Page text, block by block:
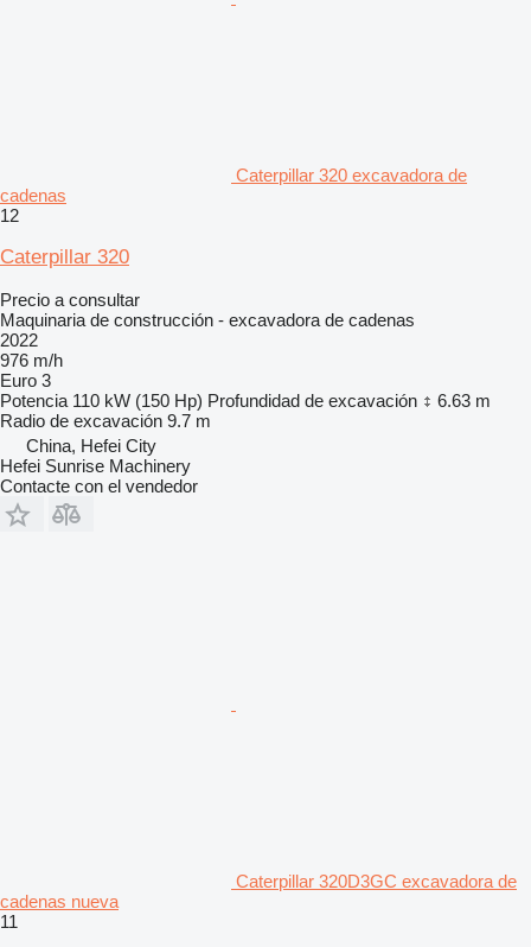
Caterpillar 320 excavadora de
cadenas
12
Caterpillar 320
Precio a consultar
Maquinaria de construcción - excavadora de cadenas
2022
976 m/h
Euro 3
Potencia 110 kW (150 Hp) Profundidad de excavación
6.63 m
Radio de excavación 9.7 m
China, Hefei City
Hefei Sunrise Machinery
Contacte con el vendedor
Caterpillar 320D3GC excavadora de
cadenas nueva
11